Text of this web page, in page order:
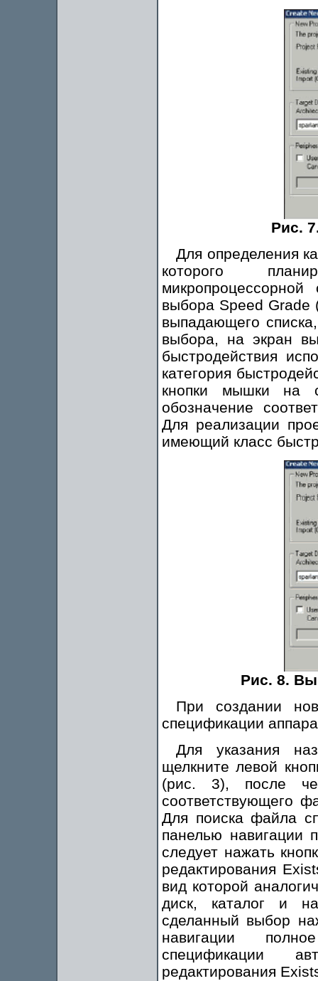
Рис.
Для определения
которого
выбора Speed Grade
выпадающего
выбора, на экран
быстродействия
категория
кнопки мышки на
обозначение
Для реализации
имеющий класс
Рис. 8.
При создании
спецификации
Для указания
щелкните левой
(рис. 3), после
соответствующего
Для поиска файла
панелью навигации
следует нажать
редактирования
вид которой
диск, каталог и
сделанный выбор
навигации
спецификации
редактирования